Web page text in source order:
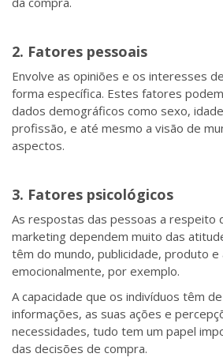
2. Fatores pessoais
Envolve as opiniões e os interesses
forma específica. Estes fatores
dados demográficos como sexo,
profissão, e até mesmo a visão de
aspectos.
3. Fatores psicológicos
As respostas das pessoas a respeito
marketing dependem muito das
têm do mundo, publicidade, produto e
emocionalmente, por exemplo.
A capacidade que os indivíduos têm
informações, as suas ações e
necessidades, tudo tem um papel
das decisões de compra.